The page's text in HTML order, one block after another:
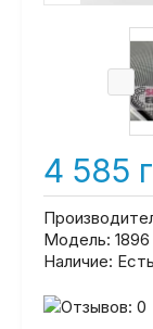
4 585
Модель: 1896
Наличие: